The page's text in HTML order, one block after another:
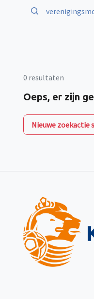
0 resultaten
Oeps, er zijn
Nieuwe zoekactie